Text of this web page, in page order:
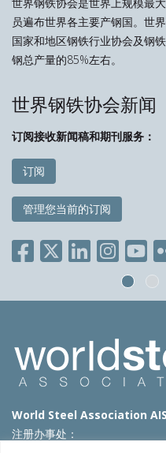
员遍布世界各主要产钢国。世
国家和地区钢铁行业协会及钢
钢总产量的85%左右。
世界钢铁协会新闻
订阅接收新闻稿和期刊服务：
订阅
管理您当前的订阅
World Steel Association
注册办事处：